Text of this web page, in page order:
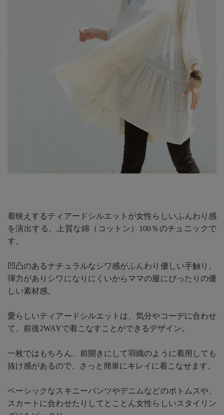
着映えするティアードシルエットが女性らしいふんわり感
を演出する、上質な綿（コットン）100％のチュニックで
す。
凹凸のあるナチュラルなシワ感がふんわり優しい手触り。
弾力がありシワになりにくいからママの服にぴったりの優
しい素材感。
愛らしいティアードシルエットは、気分やコーデに合わせ
て、前後2WAYで着こなすことができるデザイン。
一枚ではもちろん、前開きにして羽織のように着用しても
抜け感があるので、さっと簡単にキレイに着こなせます。
ベーシックなスキニーパンツやデニムなどのボトムスや、
スカートに合わせたりしてとことん女性らしいスタイリン